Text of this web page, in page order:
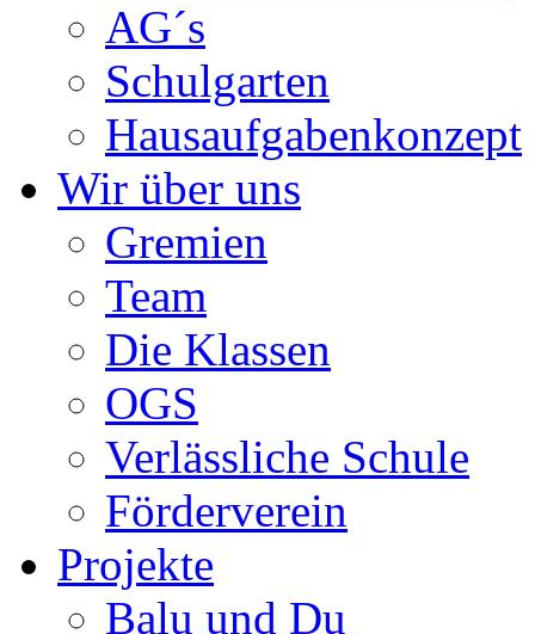
AG´s
Schulgarten
Hausaufgabenkonzept
Wir über uns
Gremien
Team
Die Klassen
OGS
Verlässliche Schule
Förderverein
Projekte
Balu und Du